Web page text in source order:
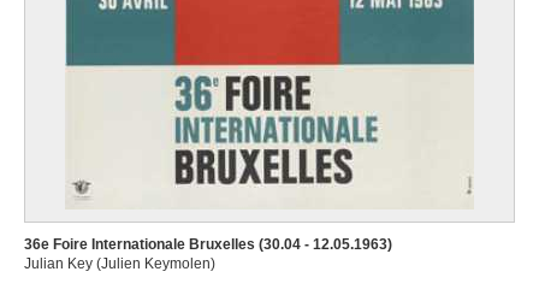
36e Foire Internationale Bruxelles (30.04 - 12.05.1963)
Julian Key (Julien Keymolen)